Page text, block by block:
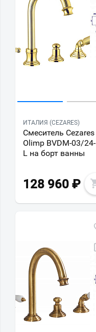
ИТАЛИЯ (CEZARES)
Смеситель Cezares
Olimp BVDM-03/24-
L на борт ванны
128 960 ₽